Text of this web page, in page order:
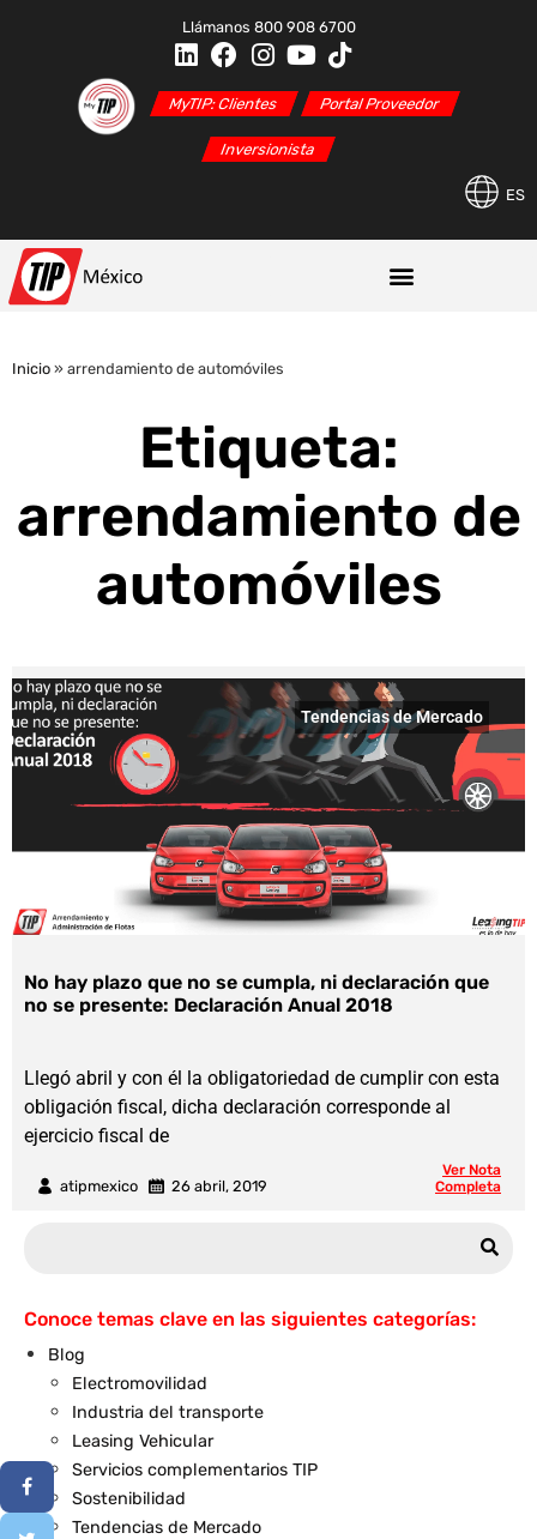
Llámanos 800 908 6700
MyTIP: Clientes Portal Proveedor
Inversionista
ES
Inicio » arrendamiento de automóviles
Etiqueta:
arrendamiento de
automóviles
No hay plazo que no se cumpla, ni declaración que
no se presente: Declaración Anual 2018
atipmexico 26 abril, 2019
Tendencias de Mercado
Llegó abril y con él la obligatoriedad de cumplir con esta
obligación fiscal, dicha declaración corresponde al
ejercicio fiscal de
Ver Nota
Completa
Conoce temas clave en las siguientes categorías:
Blog
Electromovilidad
Industria del transporte
Leasing Vehicular
Servicios complementarios TIP
Sostenibilidad
Tendencias de Mercado